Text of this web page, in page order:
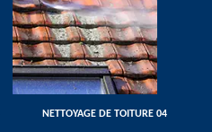
NETTOYAGE DE TOITURE 04